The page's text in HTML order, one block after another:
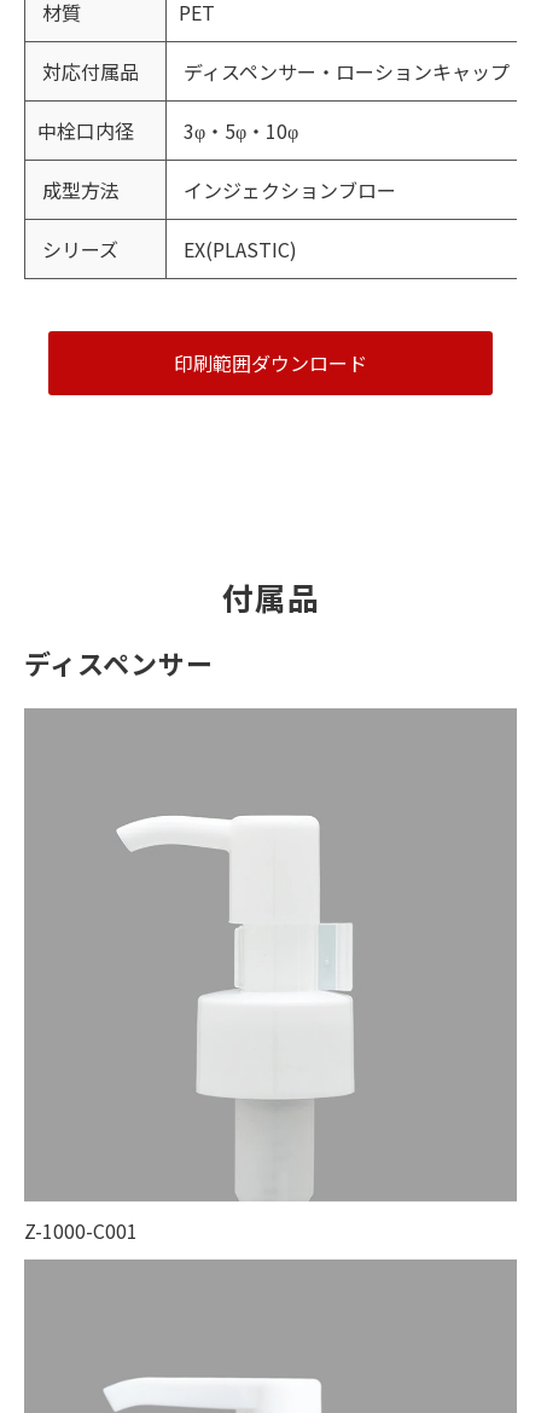
材質 PET
対応付属品 ディスペンサー・ローションキャップ
中栓口内径 3φ・5φ・10φ
成型方法 インジェクションブロー
シリーズ EX(PLASTIC)
印刷範囲ダウンロード
付属品
ディスペンサー
Z-1000-C001